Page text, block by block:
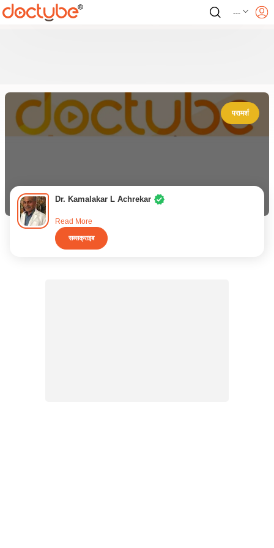
---
परामर्श
Dr. Kamalakar L Achrekar
Read More
सब्सक्राइब